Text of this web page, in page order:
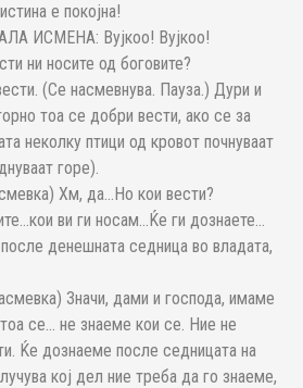
е покојна!
ИСМЕНА: Вујкоо! Вујкоо!
ни носите од боговите?
(Се насмевнува. Пауза.) Дури и
тоа се добри вести, ако се за
неколку птици од кровот почнуваат
горе).
Хм, да…Но кои вести?
ви ги носам…Ќе ги дознаете…
денешната седница во владата,
Значи, дами и господа, имаме
се… не знаеме кои се. Ние не
Ќе дознаеме после седницата на
кој дел ние треба да го знаеме,